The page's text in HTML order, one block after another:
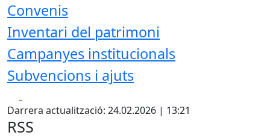
Convenis
Inventari del patrimoni
Campanyes institucionals
Subvencions i ajuts
Darrera actualització: 24.02.2026 | 13:21
RSS